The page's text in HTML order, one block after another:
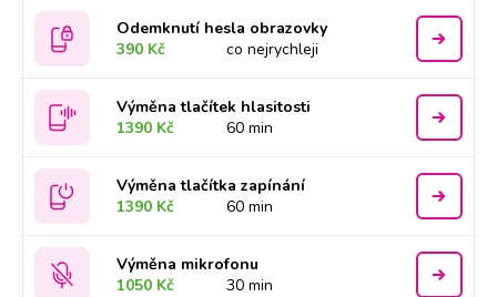
Odemknutí hesla obrazovky
390 Kč
co nejrychleji
Výměna tlačítek hlasitosti
1390 Kč
60 min
Výměna tlačítka zapínání
1390 Kč
60 min
Výměna mikrofonu
1050 Kč
30 min